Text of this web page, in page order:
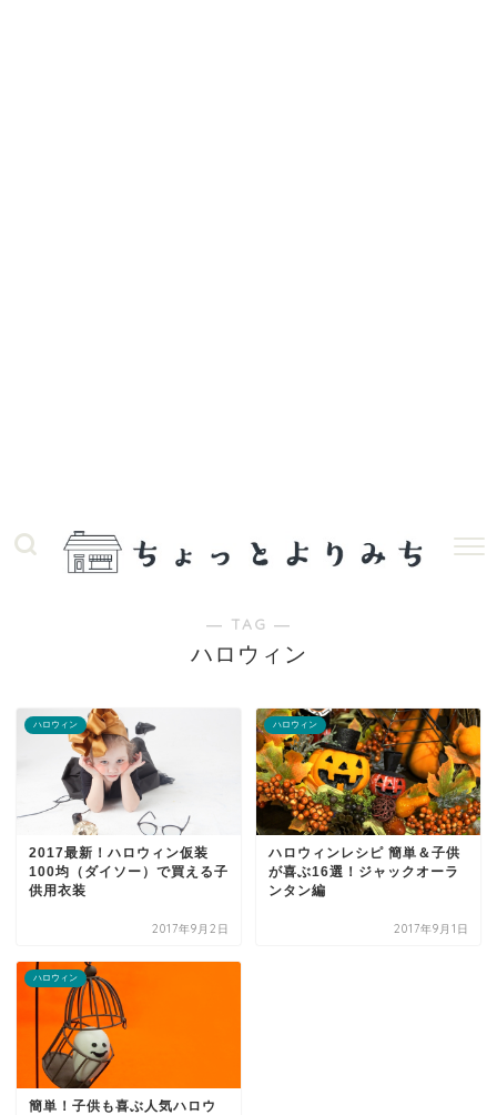
― TAG ―
ハロウィン
ハロウィン
2017最新！ハロウィン仮装
100均（ダイソー）で買える子
供用衣装
2017年9月2日
ハロウィン
ハロウィンレシピ 簡単＆子供
が喜ぶ16選！ジャックオーラ
ンタン編
2017年9月1日
ハロウィン
簡単！子供も喜ぶ人気ハロウ